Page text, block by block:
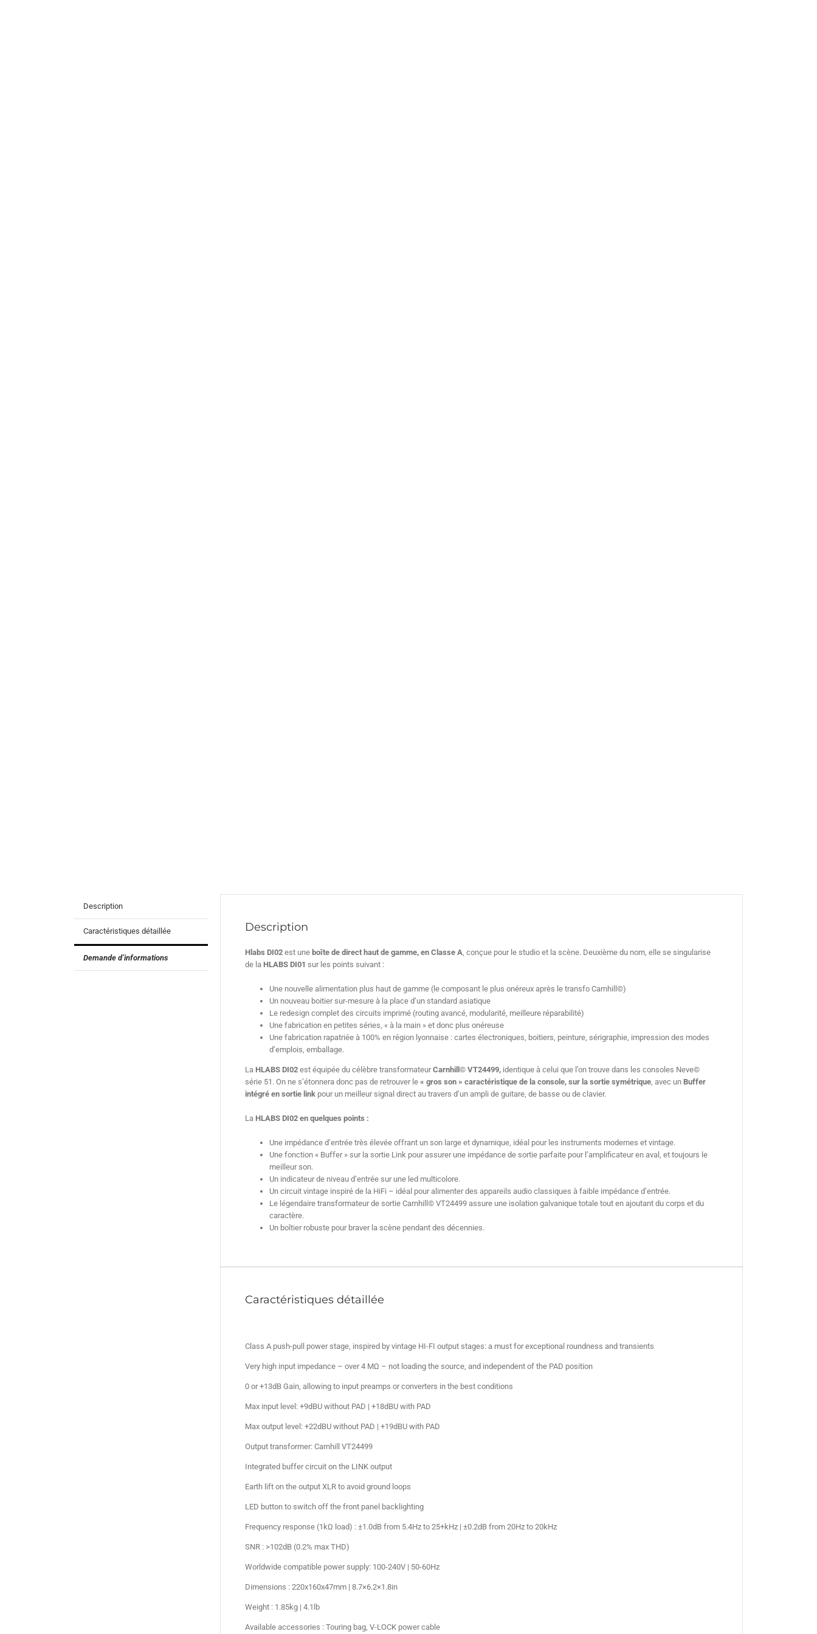
Description
Caractéristiques détaillée
Demande d’informations
Description
Hlabs DI02est une boîte de direct haut de gamme, en Classe A, conçue pour le studio et la scène. Deuxième du nom, elle se singularise
de la HLABSDI01 sur les points suivant :
Une nouvelle alimentation plus haut de gamme (le composant le plus onéreux après le transfo Carnhill©)
Un nouveau boitier sur-mesure à la place d’un standard asiatique
Le redesign complet des circuits imprimé (routing avancé, modularité, meilleure réparabilité)
Une fabrication en petites séries, « à la main » et donc plus onéreuse
Une fabrication rapatriée à 100% en région lyonnaise : cartes électroniques, boitiers, peinture, sérigraphie, impression des modes
d’emplois, emballage.
La HLABSDI02 est équipée du célèbre transformateurCarnhill© VT24499, identique à celui que l’on trouve dans les consoles Neve©
série 51. On ne s’étonnera donc pas de retrouver le« gros son » caractéristique de la console, sur la sortie symétrique, avec un Buffer
intégré en sortie linkpour un meilleur signal direct au travers d’un ampli de guitare, de basse ou de clavier.
La HLABS DI02 en quelques points :
Une impédance d’entrée très élevée offrant un son large et dynamique, idéal pour les instruments modernes et vintage.
Une fonction « Buffer » sur la sortie Link pour assurer une impédance de sortie parfaite pour l’amplificateur en aval, et toujours le
meilleur son.
Un indicateur de niveau d’entrée sur une led multicolore.
Un circuit vintage inspiré de la HiFi – idéal pour alimenter des appareils audio classiques à faible impédance d’entrée.
Le légendaire transformateur de sortie Carnhill© VT24499 assure une isolation galvanique totale tout en ajoutant du corps et du
caractère.
Un boîtier robuste pour braver la scène pendant des décennies.
Caractéristiques détaillée
Class A push-pull power stage, inspired by vintage HI-FI output stages: a must for exceptional roundness and transients
Very high input impedance – over 4 MΩ – not loading the source, and independent of the PAD position
0 or +13dB Gain, allowing to input preamps or converters in the best conditions
Max input level: +9dBU without PAD | +18dBU with PAD
Max output level: +22dBU without PAD | +19dBU with PAD
Output transformer: Carnhill VT24499
Integrated buffer circuit on the LINK output
Earth lift on the output XLR to avoid ground loops
LED button to switch off the front panel backlighting
Frequency response (1kΩ load) : ±1.0dB from 5.4Hz to 25+kHz | ±0.2dB from 20Hz to 20kHz
SNR : >102dB (0.2% max THD)
Worldwide compatible power supply: 100-240V | 50-60Hz
Dimensions : 220x160x47mm | 8.7×6.2×1.8in
Weight : 1.85kg | 4.1lb
Available accessories : Touring bag, V-LOCK power cable